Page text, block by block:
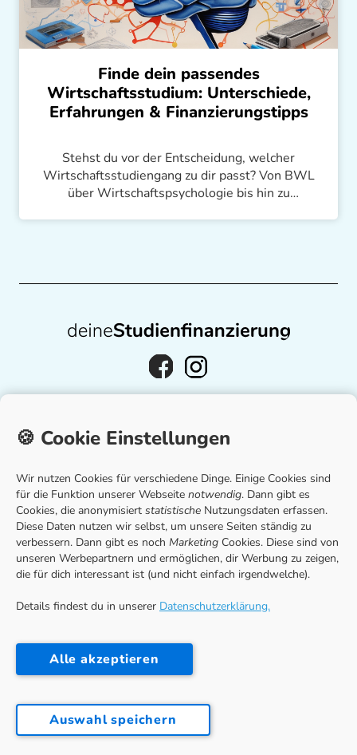
Finde dein passendes
Wirtschaftsstudium: Unterschiede,
Erfahrungen & Finanzierungstipps
Stehst du vor der Entscheidung, welcher
Wirtschaftsstudiengang zu dir passt? Von BWL
über Wirtschaftspsychologie bis hin zu
Home
Über uns
Partner
Jobs
Blog
Presse
FiRec GmbH
Seelingstraße 47/49
hello@deinestudienfinanzierung.de
🍪 Cookie Einstellungen
Wir nutzen Cookies für verschiedene Dinge. Einige Cookies sind
für die Funktion unserer Webseite notwendig. Dann gibt es
Cookies, die anonymisiert statistische Nutzungsdaten erfassen.
Diese Daten nutzen wir selbst, um unsere Seiten ständig zu
verbessern. Dann gibt es noch Marketing Cookies. Diese sind von
unseren Werbepartnern und ermöglichen, dir Werbung zu zeigen,
die für dich interessant ist (und nicht einfach irgendwelche).
Details findest du in unserer Datenschutzerklärung.
Alle akzeptieren
Auswahl speichern